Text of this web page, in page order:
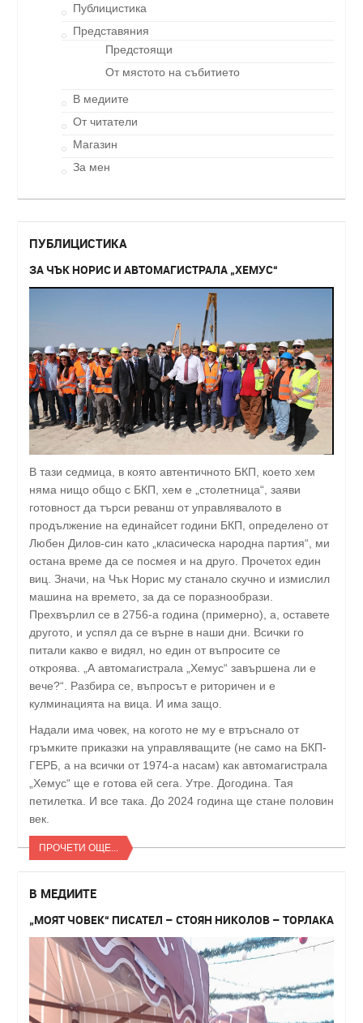
Публицистика
Представяния
Предстоящи
От мястото на събитието
В медиите
От читатели
Магазин
За мен
ПУБЛИЦИСТИКА
ЗА ЧЪК НОРИС И АВТОМАГИСТРАЛА „ХЕМУС“
В тази седмица, в която автентичното БКП, което хем
няма нищо общо с БКП, хем е „столетница“, заяви
готовност да търси реванш от управлявалото в
продължение на единайсет години БКП, определено от
Любен Дилов-син като „класическа народна партия“, ми
остана време да се посмея и на друго. Прочетох един
виц. Значи, на Чък Норис му станало скучно и измислил
машина на времето, за да се поразнообрази.
Прехвърлил се в 2756-а година (примерно), а, оставете
другото, и успял да се върне в наши дни. Всички го
питали какво е видял, но един от въпросите се
откроява. „А автомагистрала „Хемус“ завършена ли е
вече?“. Разбира се, въпросът е риторичен и е
кулминацията на вица. И има защо.
Надали има човек, на когото не му е втръснало от
гръмките приказки на управляващите (не само на БКП-
ГЕРБ, а на всички от 1974-а насам) как автомагистрала
„Хемус“ ще е готова ей сега. Утре. Догодина. Тая
петилетка. И все така. До 2024 година ще стане половин
век.
ПРОЧЕТИ ОЩЕ...
В МЕДИИТЕ
„МОЯТ ЧОВЕК“ ПИСАТЕЛ – СТОЯН НИКОЛОВ – ТОРЛАКА